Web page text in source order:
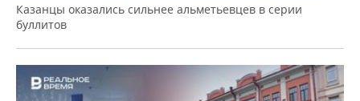
Казанцы оказались сильнее альметьевцев в серии
буллитов